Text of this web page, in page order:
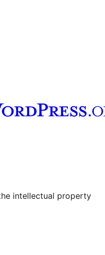
onze Tumblr account
intellectual property